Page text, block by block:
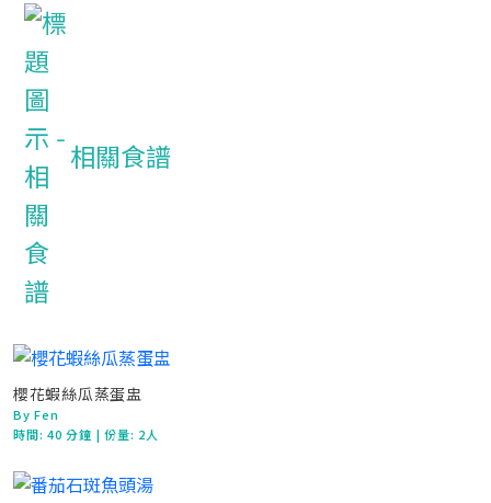
相關食譜
櫻花蝦絲瓜蒸蛋盅
By Fen
時間:40 分鐘 | 份量: 2人